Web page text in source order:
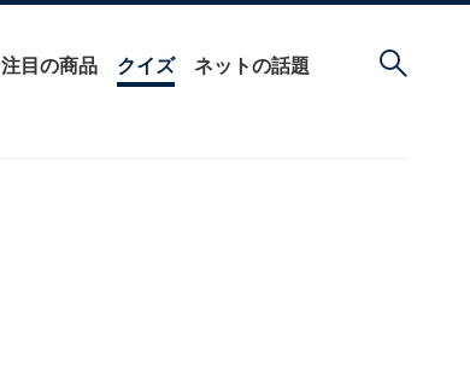
注目の商品 クイズ ネットの話題